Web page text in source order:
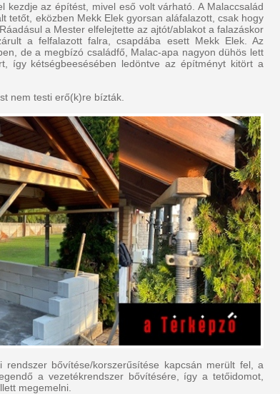
kezdje az építést, mivel eső volt várható. A Malaccsalád
tetőt, eközben Mekk Elek gyorsan aláfalazott, csak hogy
a Mester elfelejtette az ajtót/ablakot a falazáskor
a felfalazott falra, csapdába esett Mekk Elek. Az
de a megbízó családfő, Malac-apa nagyon dühös lett
így kétségbeesésében ledöntve az építményt kitört a
nem testi erő(k)re bízták.
rendszer bővítése/korszerűsítése kapcsán merült fel, a
a vezetékrendszer bővítésére, így a tetőidomot,
megemelni.